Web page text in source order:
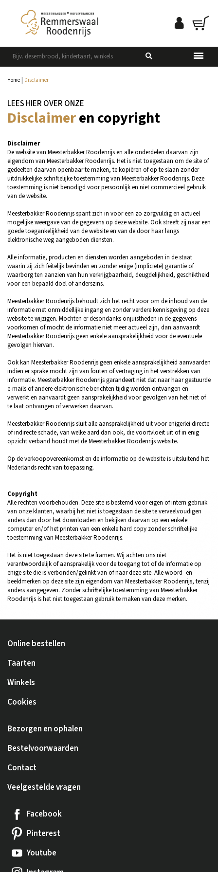
Home | Disclaimer
LEES HIER OVER ONZE
Disclaimeren copyright
Disclaimer
De website van Meesterbakker Roodenrijs en alle onderdelen daarvan zijn
eigendom van Meesterbakker Roodenrijs. Het is niet toegestaan om de site of
gedeelten daarvan openbaar te maken, te kopiëren of op te slaan zonder
uitdrukkelijke schriftelijke toestemming van Meesterbakker Roodenrijs. Deze
toestemming is niet benodigd voor persoonlijk en niet commercieel gebruik
van de website.
Meesterbakker Roodenrijs spant zich in voor een zo zorgvuldig en actueel
mogelijke weergave van de gegevens op deze website. Ook streeft zij naar een
goede toegankelijkheid van de website en van de door haar langs
elektronische weg aangeboden diensten.
Alle informatie, producten en diensten worden aangeboden in de staat
waarin zij zich feitelijk bevinden en zonder enige (impliciete) garantie of
waarborg ten aanzien van hun verkrijgbaarheid, deugdelijkheid, geschiktheid
voor een bepaald doel of anderszins.
Meesterbakker Roodenrijs behoudt zich het recht voor om de inhoud van de
informatie met onmiddellijke ingang en zonder verdere kennisgeving op deze
website te wijzigen. Mochten er desondanks onjuistheden in de gegevens
voorkomen of mocht de informatie niet meer actueel zijn, dan aanvaardt
Meesterbakker Roodenrijs geen enkele aansprakelijkheid voor de eventuele
gevolgen hiervan.
Ook kan Meesterbakker Roodenrijs geen enkele aansprakelijkheid aanvaarden
indien er sprake mocht zijn van fouten of vertraging in het verstrekken van
informatie. Meesterbakker Roodenrijs garandeert niet dat naar haar gestuurde
e-mails of andere elektronische berichten tijdig worden ontvangen en
verwerkt en aanvaardt geen aansprakelijkheid voor gevolgen van het niet of
te laat ontvangen of verwerken daarvan.
Meesterbakker Roodenrijs sluit alle aansprakelijkheid uit voor enigerlei directe
of indirecte schade, van welke aard dan ook, die voortvloeit uit of in enig
opzicht verband houdt met de Meesterbakker Roodenrijs website.
Op de verkoopovereenkomst en de informatie op de website is uitsluitend het
Nederlands recht van toepassing.
Copyright
Alle rechten voorbehouden. Deze site is bestemd voor eigen of intern gebruik
van onze klanten, waarbij het niet is toegestaan de site te verveelvoudigen
anders dan door het downloaden en bekijken daarvan op een enkele
computer en/of het printen van een enkele hard copy zonder schriftelijke
toestemming van Meesterbakker Roodenrijs.
Het is niet toegestaan deze site te framen. Wij achten ons niet
verantwoordelijk of aansprakelijk voor de toegang tot of de informatie op
enige site die is verbonden/gelinkt van of naar deze site. Alle woord- en
beeldmerken op deze site zijn eigendom van Meesterbakker Roodenrijs, tenzij
anders aangegeven. Zonder schriftelijke toestemming van Meesterbakker
Roodenrijs is het niet toegestaan gebruik te maken van deze merken.
Online bestellen
Taarten
Winkels
Cookies
Bezorgen en ophalen
Bestelvoorwaarden
Contact
Veelgestelde vragen
Facebook
Pinterest
Youtube